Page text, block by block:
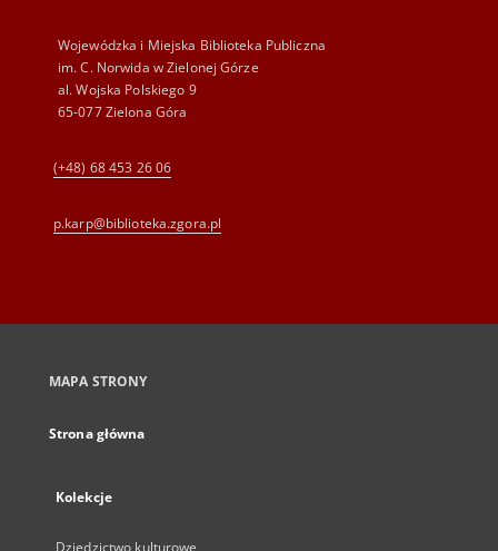
Wojewódzka i Miejska Biblioteka Publiczna
im. C. Norwida w Zielonej Górze
al. Wojska Polskiego 9
65-077 Zielona Góra
(+48) 68 453 26 06
p.karp@biblioteka.zgora.pl
MAPA STRONY
Strona główna
Kolekcje
Dziedzictwo kulturowe